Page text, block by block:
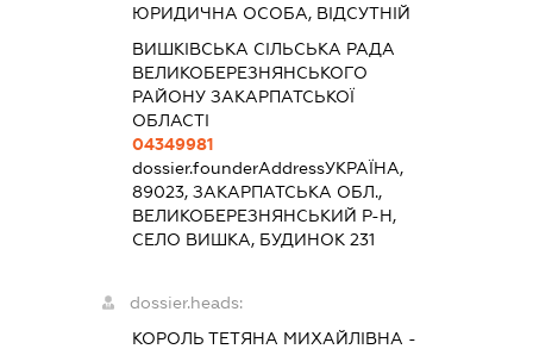
ЮРИДИЧНА ОСОБА, ВІДСУТНІЙ
ВИШКІВСЬКА СІЛЬСЬКА РАДА
ВЕЛИКОБЕРЕЗНЯНСЬКОГО
РАЙОНУ ЗАКАРПАТСЬКОЇ
ОБЛАСТІ
04349981
dossier.founderAddressУКРАЇНА,
89023, ЗАКАРПАТСЬКА ОБЛ.,
ВЕЛИКОБЕРЕЗНЯНСЬКИЙ Р-Н,
СЕЛО ВИШКА, БУДИНОК 231
dossier.heads:
КОРОЛЬ ТЕТЯНА МИХАЙЛІВНА -